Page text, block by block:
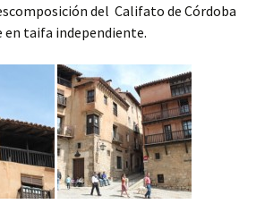
del Califato de Córdoba
en taifa independiente.